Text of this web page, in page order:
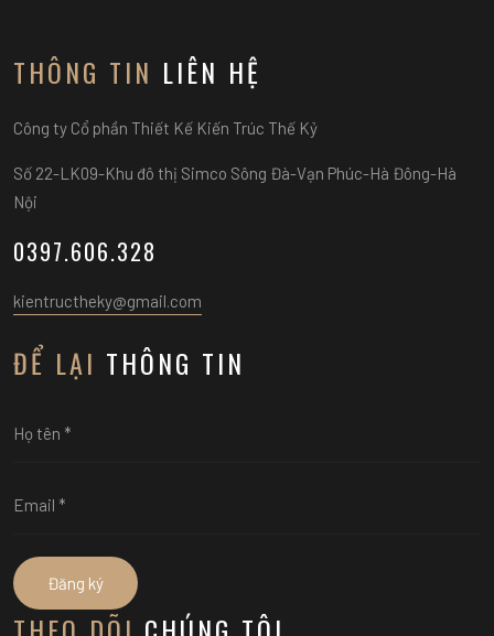
THÔNG TIN LIÊN HỆ
Công ty Cổ phần Thiết Kế Kiến Trúc Thế Kỷ
Số 22-LK09-Khu đô thị Simco Sông Đà-Vạn Phúc-Hà Đông-Hà
Nội
0397.606.328
kientructheky@gmail.com
ĐỂ LẠI THÔNG TIN
Đăng ký